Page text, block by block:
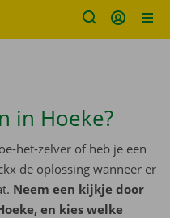
in Hoeke?
het-zelver of heb je een
de oplossing wanneer er
Neem een kijkje door
en kies welke